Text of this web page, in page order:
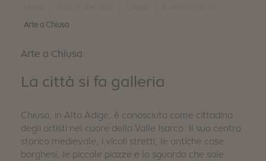
Arte a Chiusa
Arte a Chiusa
La città si fa galleria
Chiusa, in Alto Adige, è conosciuta come cittadina
degli artisti nel cuore della Valle Isarco. Il suo centro
storico medievale, i vicoli stretti, le antiche case
borghesi, le piccole piazze e lo sguardo che sale